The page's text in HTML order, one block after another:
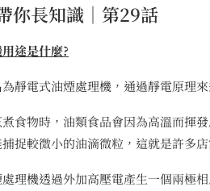
你長知識｜第29話
途是什麼?
靜電式油煙處理機，通過靜電原理來
食物時，油類食品會因為高溫而揮
捉較微小的油滴微粒，這就是許多
理機透過外加高壓電產生一個兩極